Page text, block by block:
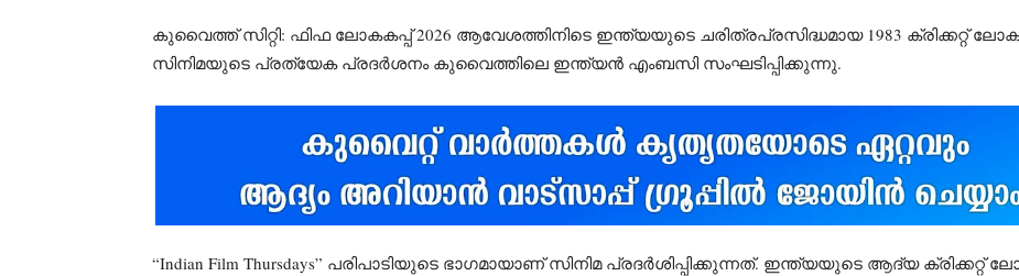
കുവൈത്ത് സിറ്റി: ഫിഫ ലോകകപ്പ് 2026 ആവേശത്തിനിടെ ഇന്ത്യയുടെ ചരിത്രപ്രസിദ്ധമായ 1983 ക്രിക്കറ്റ്
സിനിമയുടെ പ്രത്യേക പ്രദർശനം കുവൈത്തിലെ ഇന്ത്യൻ എംബസി സംഘടിപ്പിക്കുന്നു.
“Indian Film Thursdays” പരിപാടിയുടെ ഭാഗമായാണ് സിനിമ പ്രദർശിപ്പിക്കുന്നത്. ഇന്ത്യയുടെ ആദ്യ ക്രിക്കറ്റ്